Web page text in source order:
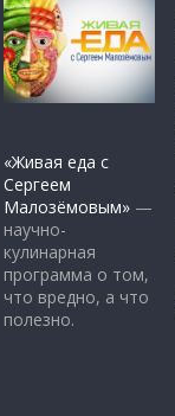
«Живая еда с
Сергеем
Малозёмовым» —
научно-
кулинарная
программа о том,
что вредно, а что
полезно.